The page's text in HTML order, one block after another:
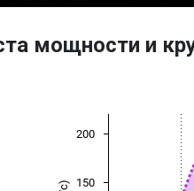
мощности и
150
200